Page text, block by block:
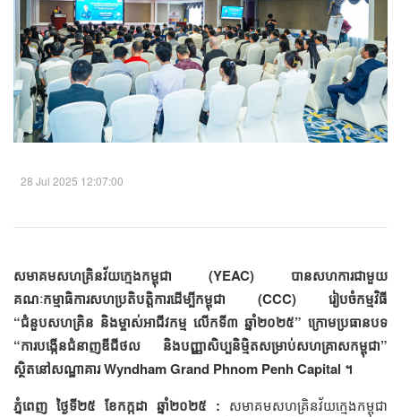
28 Jul 2025 12:07:00
សមាគមសហគ្រិនវ័យក្មេងកម្ពុជា (YEAC) បានសហការជាមួយ
គណៈកម្មាធិការសហប្រតិបត្តិការដើម្បីកម្ពុជា (CCC) រៀបចំកម្មវិធី
“ជំនួបសហគ្រិន និងម្ចាស់អាជីវកម្ម លើកទី៣ ឆ្នាំ២០២៥” ក្រោមប្រធានបទ
“ការបង្កើនជំនាញឌីជីថល និងបញ្ញាសិប្បនិម្មិតសម្រាប់សហគ្រាសកម្ពុជា”
ស្ថិតនៅសណ្ឋាគារ Wyndham Grand Phnom Penh Capital ។
ភ្នំពេញ ថ្ងៃទី២៥ ខែកក្កដា ឆ្នាំ២០២៥ : សមាគមសហគ្រិនវ័យក្មេងកម្ពុជា